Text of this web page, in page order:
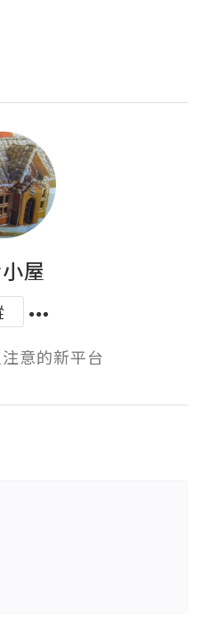
屋
意的新平台